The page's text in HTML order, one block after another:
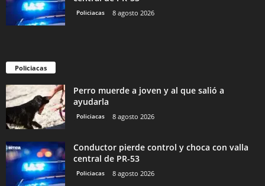
Policiacas 8 agosto 2026
Policiacas
Perro muerde a joven y al que salió a
ayudarla
Policiacas 8 agosto 2026
Conductor pierde control y choca con valla
central de PR-53
Policiacas 8 agosto 2026